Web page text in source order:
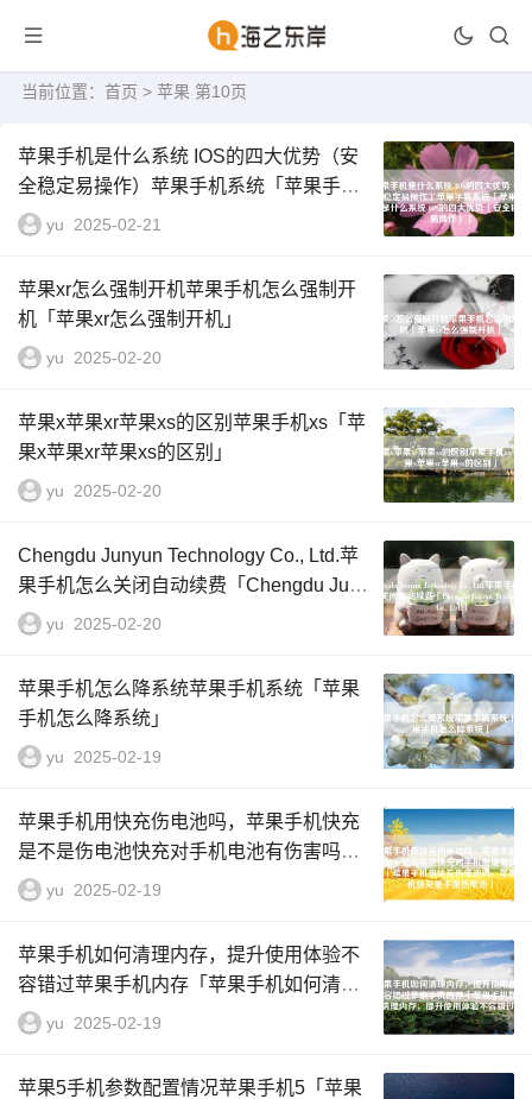
当前位置： 首页 > 苹果 第10页
苹果手机是什么系统 IOS的四大优势（安
全稳定易操作）苹果手机系统「苹果手机
是什么系统 IOS的四大优势（安全稳定易
yu 2025-02-21
苹果xr怎么强制开机苹果手机怎么强制开
机「苹果xr怎么强制开机」
yu 2025-02-20
苹果x苹果xr苹果xs的区别苹果手机xs「苹
果x苹果xr苹果xs的区别」
yu 2025-02-20
Chengdu Junyun Technology Co., Ltd.苹
果手机怎么关闭自动续费「Chengdu Juny
un Technology Co., Ltd.」
yu 2025-02-20
苹果手机怎么降系统苹果手机系统「苹果
手机怎么降系统」
yu 2025-02-19
苹果手机用快充伤电池吗，苹果手机快充
是不是伤电池快充对手机电池有伤害吗
「苹果手机用快充伤电池吗，苹果手机快
yu 2025-02-19
苹果手机如何清理内存，提升使用体验不
容错过苹果手机内存「苹果手机如何清理
内存，提升使用体验不容错过」
yu 2025-02-19
苹果5手机参数配置情况苹果手机5「苹果